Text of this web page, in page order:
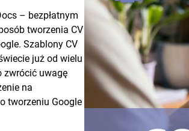
– bezpłatnym
tworzenia CV
Szablony CV
już od wielu
zwrócić uwagę
na
tworzeniu Google